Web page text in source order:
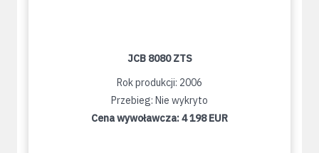
JCB 8080 ZTS
Rok produkcji: 2006
Przebieg: Nie wykryto
Cena wywoławcza:4 198 EUR